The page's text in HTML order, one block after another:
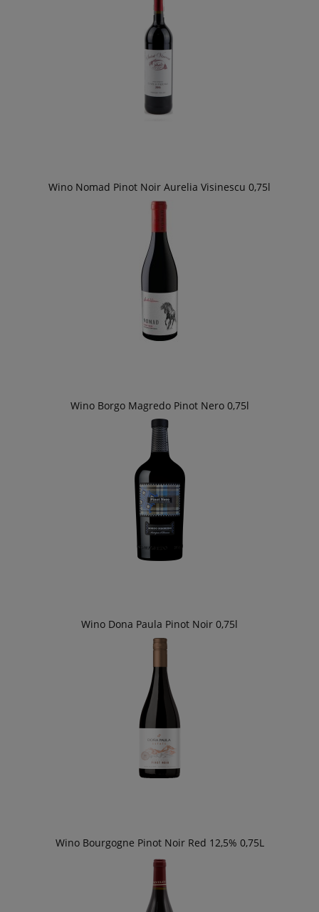
Wino Nomad Pinot Noir Aurelia Visinescu 0,75l
Wino Borgo Magredo Pinot Nero 0,75l
Wino Dona Paula Pinot Noir 0,75l
Wino Bourgogne Pinot Noir Red 12,5% 0,75L